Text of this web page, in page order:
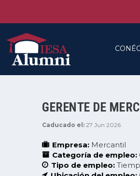
GERENTE DE
Caducado el: 27 Jun 2026
Empresa: Mercantil
Categoría de empleo:
Tipo de empleo: